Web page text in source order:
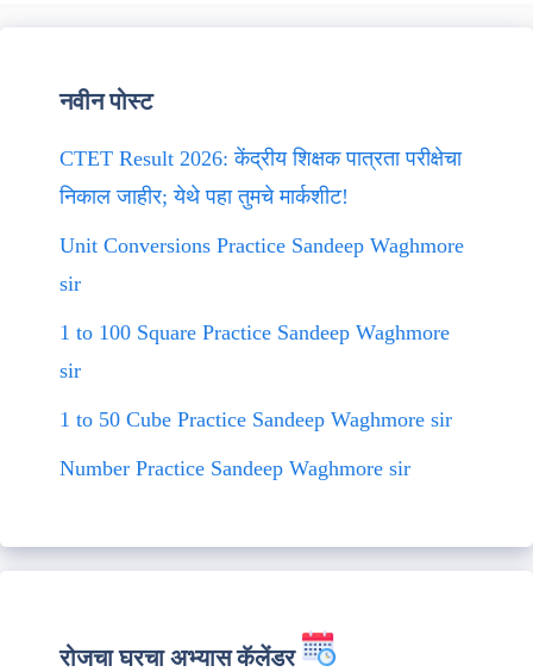
नवीन पोस्ट
CTET Result 2026: केंद्रीय शिक्षक पात्रता परीक्षेचा
निकाल जाहीर; येथे पहा तुमचे मार्कशीट!
Unit Conversions Practice Sandeep Waghmore
sir
1 to 100 Square Practice Sandeep Waghmore
sir
1 to 50 Cube Practice Sandeep Waghmore sir
Number Practice Sandeep Waghmore sir
रोजचा घरचा अभ्यास कॅलेंडर